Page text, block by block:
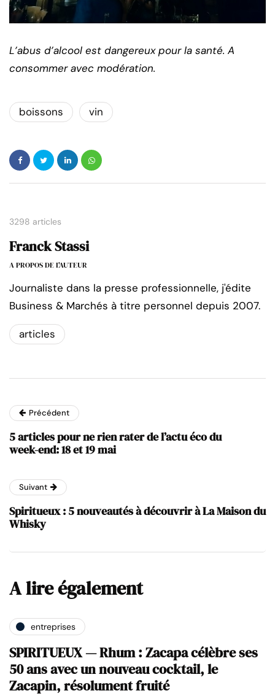
L’abus d’alcool est dangereux pour la santé. A
consommer avec modération.
boissons vin
3298 articles
Franck Stassi
A PROPOS DE L'AUTEUR
Journaliste dans la presse professionnelle, j'édite
Business & Marchés à titre personnel depuis 2007.
articles
Précédent
5 articles pour ne rien rater de l’actu éco du
week-end: 18 et 19 mai
Suivant
Spiritueux : 5 nouveautés à découvrir à La Maison du
Whisky
A lire également
entreprises
SPIRITUEUX — Rhum : Zacapa célèbre ses
50 ans avec un nouveau cocktail, le
Zacapin, résolument fruité